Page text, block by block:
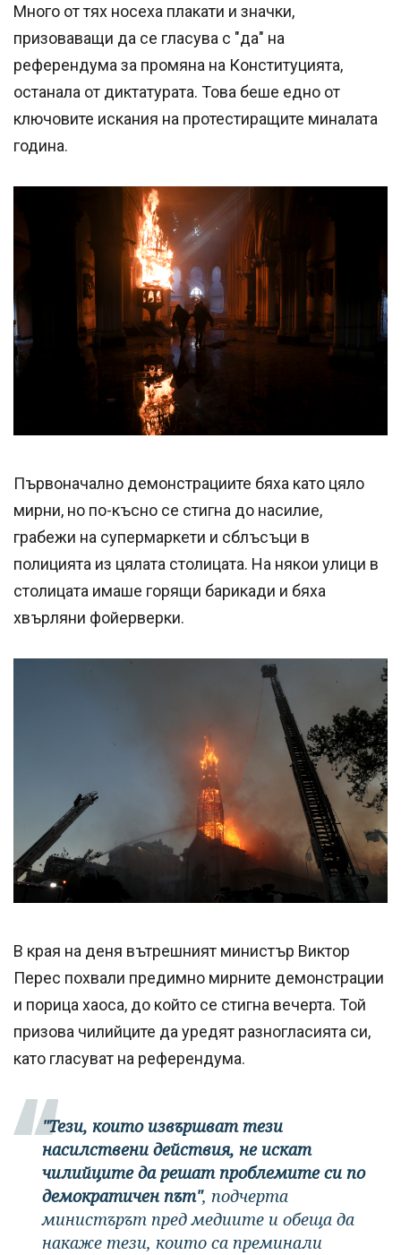
Много от тях носеха плакати и значки,
призоваващи да се гласува с "да" на
референдума за промяна на Конституцията,
останала от диктатурата. Това беше едно от
ключовите искания на протестиращите миналата
година.
Първоначално демонстрациите бяха като цяло
мирни, но по-късно се стигна до насилие,
грабежи на супермаркети и сблъсъци в
полицията из цялата столицата. На някои улици в
столицата имаше горящи барикади и бяха
хвърляни фойерверки.
В края на деня вътрешният министър Виктор
Перес похвали предимно мирните демонстрации
и порица хаоса, до който се стигна вечерта. Той
призова чилийците да уредят разногласията си,
като гласуват на референдума.
"Тези, които извършват тези
насилствени действия, не искат
чилийците да решат проблемите си по
демократичен път", подчерта
министърът пред медиите и обеща да
накаже тези, които са преминали